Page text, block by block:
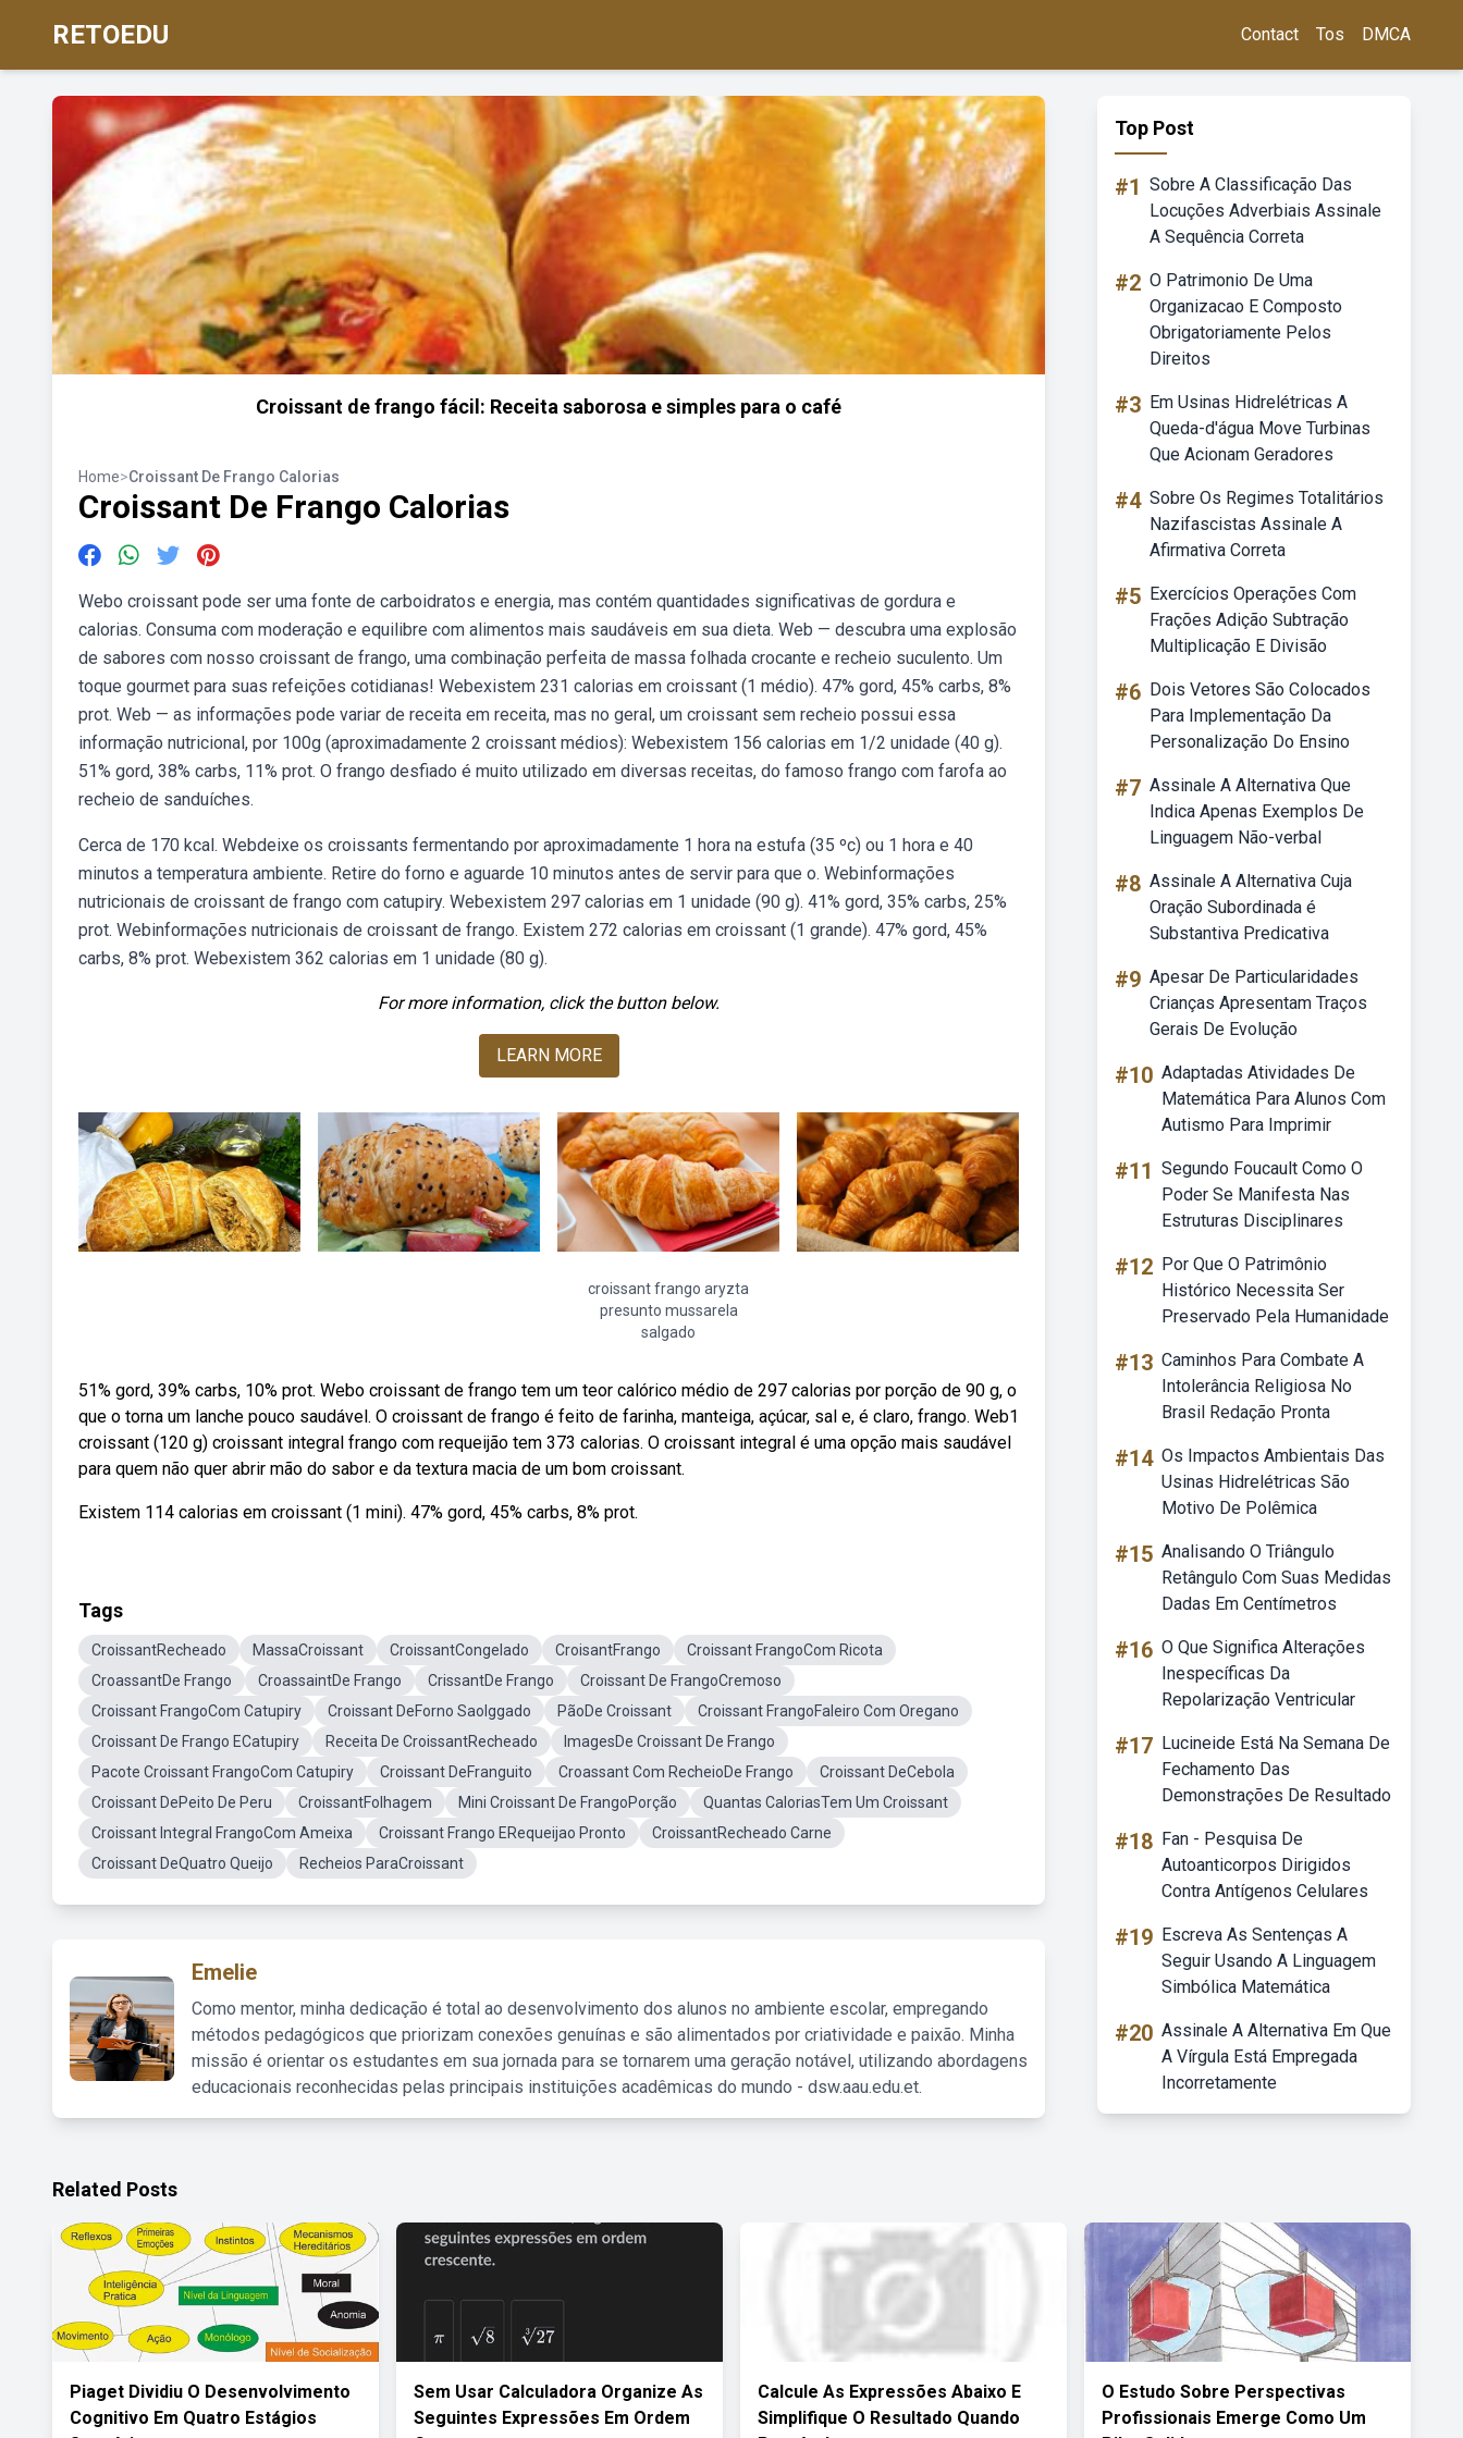
RETOEDU Contact Tos DMCA
Croissant de frango fácil: Receita saborosa e simples para o café
Home>Croissant De Frango Calorias
Croissant De Frango Calorias
Webo croissant pode ser uma fonte de carboidratos e energia, mas contém quantidades significativas de gordura e
calorias. Consuma com moderação e equilibre com alimentos mais saudáveis em sua dieta. Web — descubra uma explosão
de sabores com nosso croissant de frango, uma combinação perfeita de massa folhada crocante e recheio suculento. Um
toque gourmet para suas refeições cotidianas! Webexistem 231 calorias em croissant (1 médio). 47% gord, 45% carbs, 8%
prot. Web — as informações pode variar de receita em receita, mas no geral, um croissant sem recheio possui essa
informação nutricional, por 100g (aproximadamente 2 croissant médios): Webexistem 156 calorias em 1/2 unidade (40 g).
51% gord, 38% carbs, 11% prot. O frango desfiado é muito utilizado em diversas receitas, do famoso frango com farofa ao
recheio de sanduíches.
Cerca de 170 kcal. Webdeixe os croissants fermentando por aproximadamente 1 hora na estufa (35 ºc) ou 1 hora e 40
minutos a temperatura ambiente. Retire do forno e aguarde 10 minutos antes de servir para que o. Webinformações
nutricionais de croissant de frango com catupiry. Webexistem 297 calorias em 1 unidade (90 g). 41% gord, 35% carbs, 25%
prot. Webinformações nutricionais de croissant de frango. Existem 272 calorias em croissant (1 grande). 47% gord, 45%
carbs, 8% prot. Webexistem 362 calorias em 1 unidade (80 g).
For more information, click the button below.
LEARN MORE
croissant frango aryzta
presunto mussarela
salgado
51% gord, 39% carbs, 10% prot. Webo croissant de frango tem um teor calórico médio de 297 calorias por porção de 90 g, o
que o torna um lanche pouco saudável. O croissant de frango é feito de farinha, manteiga, açúcar, sal e, é claro, frango. Web1
croissant (120 g) croissant integral frango com requeijão tem 373 calorias. O croissant integral é uma opção mais saudável
para quem não quer abrir mão do sabor e da textura macia de um bom croissant.
Existem 114 calorias em croissant (1 mini). 47% gord, 45% carbs, 8% prot.
Tags
CroissantRecheado MassaCroissant CroissantCongelado CroisantFrango
Croissant FrangoCom Ricota
CroassantDe Frango
CroassaintDe Frango CrissantDe Frango
Croissant De FrangoCremoso
Croissant FrangoCom Catupiry
Croissant DeForno Saolggado PãoDe Croissant
Croissant FrangoFaleiro Com Oregano
Croissant De Frango ECatupiry
Receita De CroissantRecheado
ImagesDe Croissant De Frango
Pacote Croissant FrangoCom Catupiry
Croissant DeFranguito Croassant Com RecheioDe Frango
Croissant DeCebola
Croissant DePeito De Peru
CroissantFolhagem Mini Croissant De FrangoPorção
Quantas CaloriasTem Um Croissant
Croissant Integral FrangoCom Ameixa
Croissant Frango ERequeijao Pronto
CroissantRecheado Carne
Croissant DeQuatro Queijo
Recheios ParaCroissant
Emelie
Como mentor, minha dedicação é total ao desenvolvimento dos alunos no ambiente escolar, empregando
métodos pedagógicos que priorizam conexões genuínas e são alimentados por criatividade e paixão. Minha
missão é orientar os estudantes em sua jornada para se tornarem uma geração notável, utilizando abordagens
educacionais reconhecidas pelas principais instituições acadêmicas do mundo - dsw.aau.edu.et.
Top Post
#1 Sobre A Classificação Das
Locuções Adverbiais Assinale
A Sequência Correta
#2 O Patrimonio De Uma
Organizacao E Composto
Obrigatoriamente Pelos
Direitos
#3 Em Usinas Hidrelétricas A
Queda-d'água Move Turbinas
Que Acionam Geradores
#4 Sobre Os Regimes Totalitários
Nazifascistas Assinale A
Afirmativa Correta
#5 Exercícios Operações Com
Frações Adição Subtração
Multiplicação E Divisão
#6 Dois Vetores São Colocados
Para Implementação Da
Personalização Do Ensino
#7 Assinale A Alternativa Que
Indica Apenas Exemplos De
Linguagem Não-verbal
#8 Assinale A Alternativa Cuja
Oração Subordinada é
Substantiva Predicativa
#9 Apesar De Particularidades
Crianças Apresentam Traços
Gerais De Evolução
#10 Adaptadas Atividades De
Matemática Para Alunos Com
Autismo Para Imprimir
#11 Segundo Foucault Como O
Poder Se Manifesta Nas
Estruturas Disciplinares
#12 Por Que O Patrimônio
Histórico Necessita Ser
Preservado Pela Humanidade
#13 Caminhos Para Combate A
Intolerância Religiosa No
Brasil Redação Pronta
#14 Os Impactos Ambientais Das
Usinas Hidrelétricas São
Motivo De Polêmica
#15 Analisando O Triângulo
Retângulo Com Suas Medidas
Dadas Em Centímetros
#16 O Que Significa Alterações
Inespecíficas Da
Repolarização Ventricular
#17 Lucineide Está Na Semana De
Fechamento Das
Demonstrações De Resultado
#18 Fan - Pesquisa De
Autoanticorpos Dirigidos
Contra Antígenos Celulares
#19 Escreva As Sentenças A
Seguir Usando A Linguagem
Simbólica Matemática
#20 Assinale A Alternativa Em Que
A Vírgula Está Empregada
Incorretamente
Related Posts
Piaget Dividiu O Desenvolvimento
Cognitivo Em Quatro Estágios
Sem Usar Calculadora Organize As
Seguintes Expressões Em Ordem
Calcule As Expressões Abaixo E
Simplifique O Resultado Quando
O Estudo Sobre Perspectivas
Profissionais Emerge Como Um